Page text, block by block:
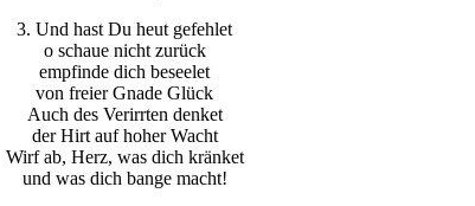
3. Und hast Du heut gefehlet
o schaue nicht zurück
empfinde dich beseelet
von freier Gnade Glück
Auch des Verirrten denket
der Hirt auf hoher Wacht
Wirf ab, Herz, was dich kränket
und was dich bange macht!